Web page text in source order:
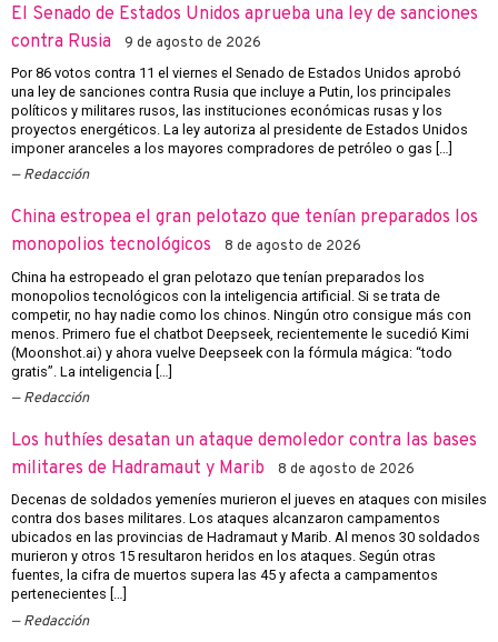
El Senado de Estados Unidos aprueba una ley de sanciones
contra Rusia
9 de agosto de 2026
Por 86 votos contra 11 el viernes el Senado de Estados Unidos aprobó
una ley de sanciones contra Rusia que incluye a Putin, los principales
políticos y militares rusos, las instituciones económicas rusas y los
proyectos energéticos. La ley autoriza al presidente de Estados Unidos
imponer aranceles a los mayores compradores de petróleo o gas […]
Redacción
China estropea el gran pelotazo que tenían preparados los
monopolios tecnológicos
8 de agosto de 2026
China ha estropeado el gran pelotazo que tenían preparados los
monopolios tecnológicos con la inteligencia artificial. Si se trata de
competir, no hay nadie como los chinos. Ningún otro consigue más con
menos. Primero fue el chatbot Deepseek, recientemente le sucedió Kimi
(Moonshot.ai) y ahora vuelve Deepseek con la fórmula mágica: “todo
gratis”. La inteligencia […]
Redacción
Los huthíes desatan un ataque demoledor contra las bases
militares de Hadramaut y Marib
8 de agosto de 2026
Decenas de soldados yemeníes murieron el jueves en ataques con misiles
contra dos bases militares. Los ataques alcanzaron campamentos
ubicados en las provincias de Hadramaut y Marib. Al menos 30 soldados
murieron y otros 15 resultaron heridos en los ataques. Según otras
fuentes, la cifra de muertos supera las 45 y afecta a campamentos
pertenecientes […]
Redacción